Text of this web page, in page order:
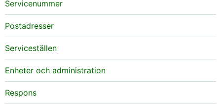
Servicenummer
Postadresser
Serviceställen
Enheter och administration
Respons